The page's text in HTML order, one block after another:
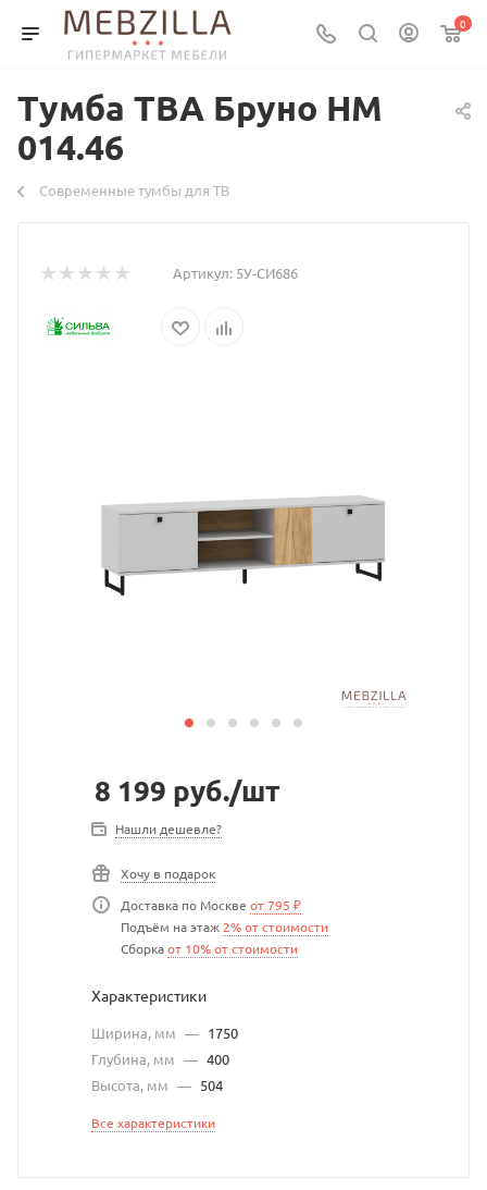
0
Тумба ТВА Бруно НМ
014.46
Современные тумбы для ТВ
Артикул: 5У-СИ686
8 199 руб./шт
Нашли дешевле?
Хочу в подарок
Доставка по Москве от 795 ₽
Подъём на этаж 2% от стоимости
Сборкаот 10% от стоимости
Характеристики
Ширина, мм — 1750
Глубина, мм — 400
Высота, мм — 504
Все характеристики